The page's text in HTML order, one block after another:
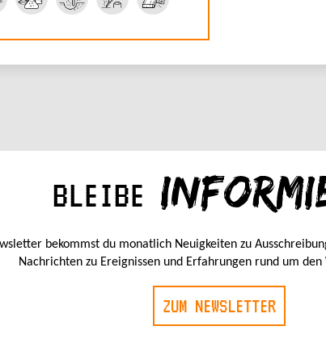
BLEIBE
bekommst du monatlich Neuigkeiten zu
Nachrichten zu Ereignissen und Erfahrungen rund um
ZUM NEWSLETTER